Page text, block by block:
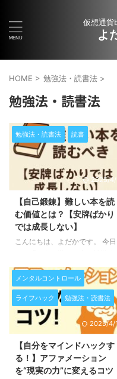
仮想通
よ
HOME > 勉強法・読書法 >
勉強法・読書法
勉強法・読書法 読書
2025/4/
【自己鍛錬】難しい本を読
む価値とは？【安牌ばかり
では成長しない】
こんにちは、よだかです。 今日
意味」について書いていきます
最近、リチャード・ドーキンス
『利己的な遺伝子』を読破して、
全13章のまとめ記事も完成させ
ました。あの本、ぶっちゃけ鈍
です。厚い、重い、難解。 それ
でも最後まで読み切ったことで
得られた学びは大きかった。今回
は、その読書体験を通して感じた
ことをまとめます。 この記事は
メンタルコントロール
ライフハック 勉強法・読書法
2025/4/
【自分をマインドハックす
る！】アファメーション
を“現実の力”に変えるコツ